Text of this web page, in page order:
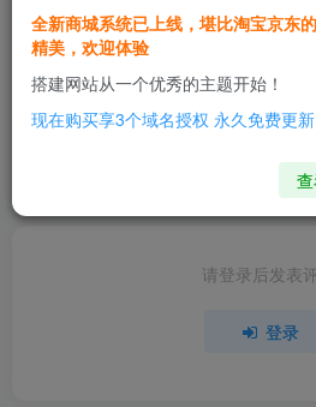
1篇帖子
yuchong
暂无其他帖子
请登录后发表
登录
全新商城系统已上线，堪比淘宝京东
精美，欢迎体验
搭建网站从一个优秀的主题开始！
现在购买享3个域名授权 永久免费更新